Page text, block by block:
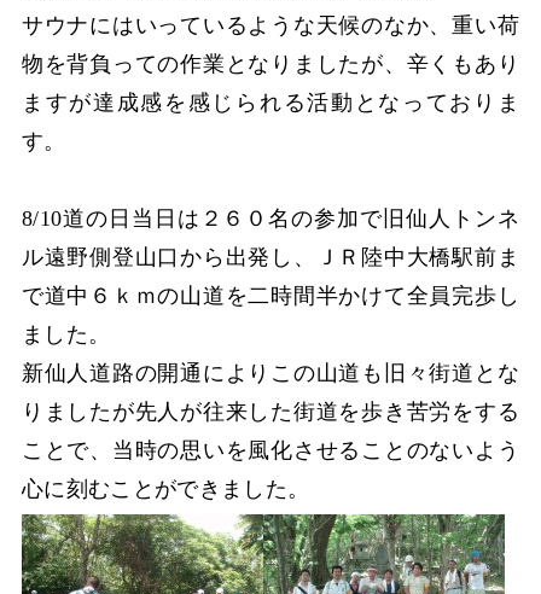
サウナにはいっているような天候のなか、重い荷
物を背負っての作業となりましたが、辛くもあり
ますが達成感を感じられる活動となっておりま
す。
8/10道の日当日は２６０名の参加で旧仙人トンネ
ル遠野側登山口から出発し、ＪＲ陸中大橋駅前ま
で道中６ｋｍの山道を二時間半かけて全員完歩し
ました。
新仙人道路の開通によりこの山道も旧々街道とな
りましたが先人が往来した街道を歩き苦労をする
ことで、当時の思いを風化させることのないよう
心に刻むことができました。